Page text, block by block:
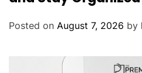
Posted on August 7, 2026 by